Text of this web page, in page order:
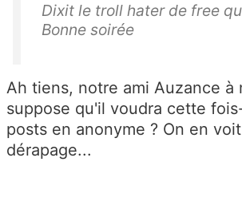
Dixit le troll hater de free
Bonne soirée
Ah tiens, notre ami Auzance à
suppose qu'il voudra cette
posts en anonyme ? On en
dérapage...